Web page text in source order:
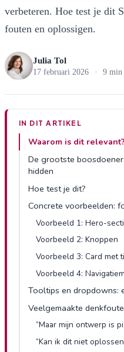
verbeteren. Hoe test je dit
fouten en oplossigen.
Julia Tol
17 februari 2026 · 9 min
IN DIT ARTIKEL
Waarom is dit relevant?
De grootste
hidden
Hoe test je dit?
Concrete voorbeelden:
Voorbeeld 1: Hero-
Voorbeeld 2: Knoppen
Voorbeeld 3: Card met
Voorbeeld 4:
Tooltips en dropdowns:
Veelgemaakte
“Maar mijn ontwerp is
“Kan ik dit niet